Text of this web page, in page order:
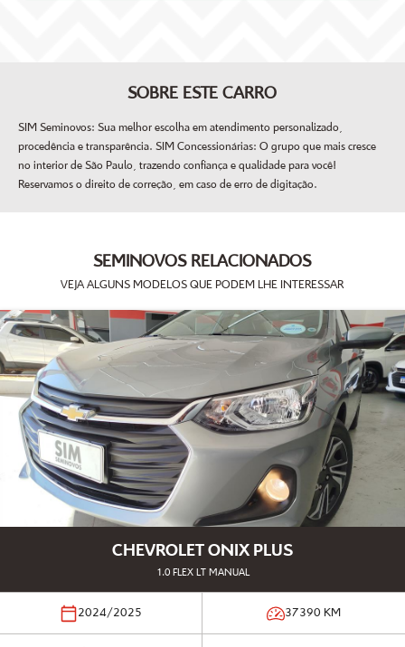
SOBRE ESTE CARRO
SIM Seminovos: Sua melhor escolha em atendimento personalizado,
procedência e transparência. SIM Concessionárias: O grupo que mais cresce
no interior de São Paulo, trazendo confiança e qualidade para você!
Reservamos o direito de correção, em caso de erro de digitação.
SEMINOVOS RELACIONADOS
VEJA ALGUNS MODELOS QUE PODEM LHE INTERESSAR
CHEVROLET ONIX PLUS
1.0 FLEX LT MANUAL
2024/2025 37390 KM